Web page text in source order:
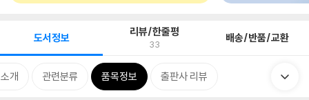
도서정보 리뷰/한줄평
33 배송/반품/교환
개 관련분류 품목정보 출판사 리뷰